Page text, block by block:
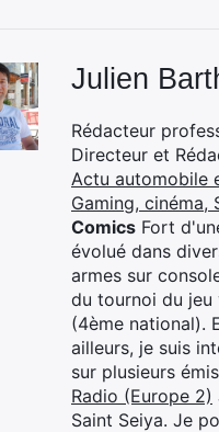
Julien
Rédacteur
Directeur et
Actu automobile
Gaming, cinéma,
Comics Fort
évolué dans
armes sur
du tournoi du jeu
(4ème national).
ailleurs, je suis
sur plusieurs
Radio (Europe 2)
Saint Seiya. Je